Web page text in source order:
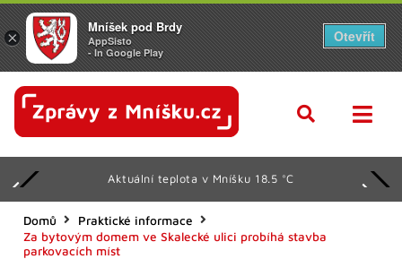
Aktuální teplota v Mníšku 18.5 °C
Domů
Praktické informace
Za bytovým domem ve Skalecké ulici probíhá stavba
parkovacích míst
×
Mníšek pod Brdy
AppSisto
- In Google Play
Otevřít